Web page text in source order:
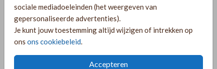
sociale mediadoeleinden (het weergeven van
gepersonaliseerde advertenties).
Je kunt jouw toestemming altijd wijzigen of intrekken op
ons ons cookiebeleid
Accepteren